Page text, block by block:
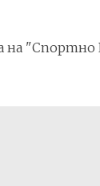
на "Спортно